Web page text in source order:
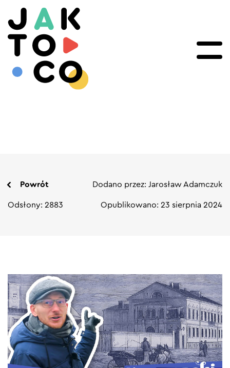
Powrót Dodano przez: Jarosław Adamczuk
Odsłony: 2883 Opublikowano: 23 sierpnia 2024